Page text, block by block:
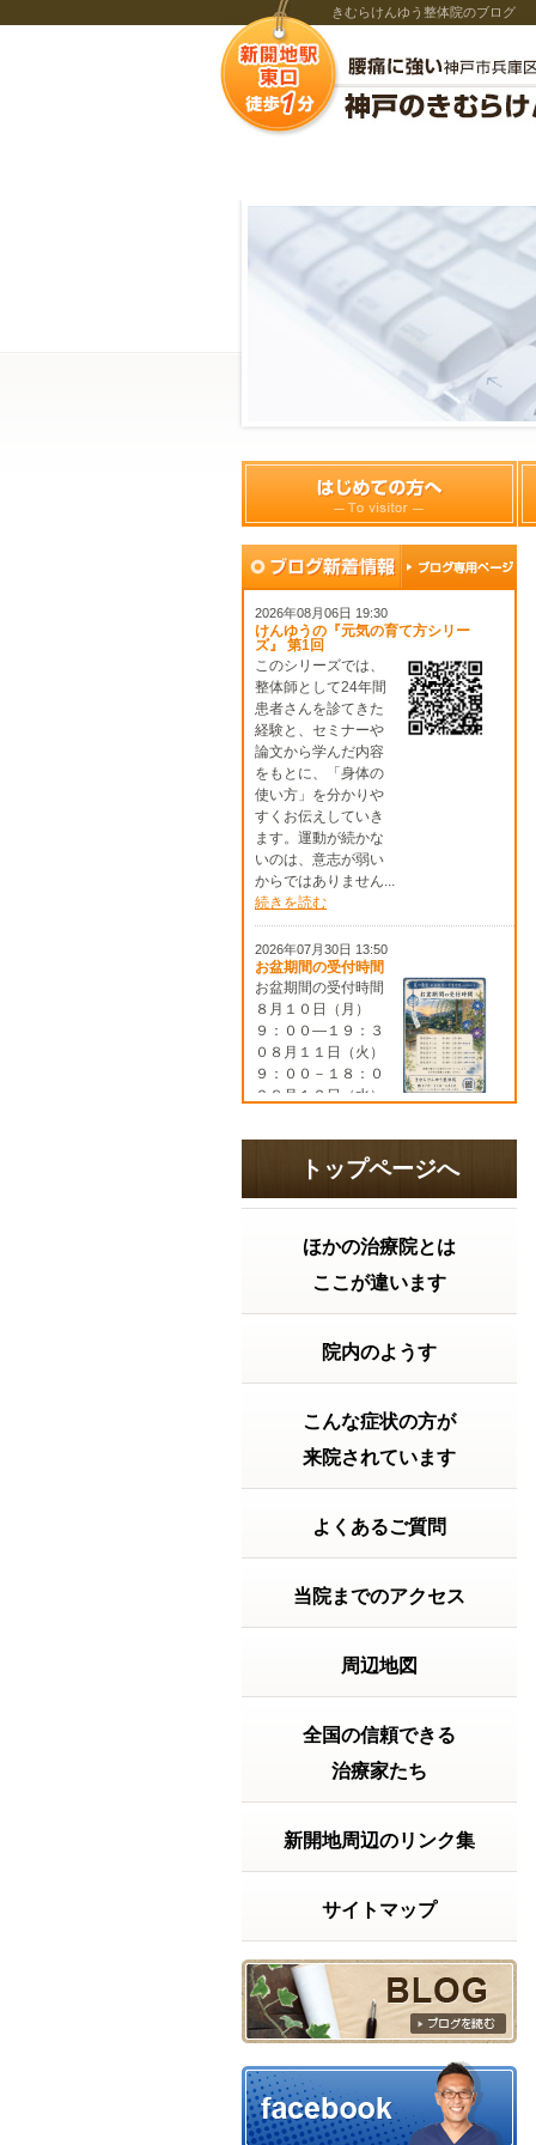
きむらけんゆう整体院のブログ
2026年08月06日 19:30
けんゆうの『元気の育て方シリー
ズ』 第1回
このシリーズでは、
整体師として24年間
患者さんを診てきた
経験と、セミナーや
論文から学んだ内容
をもとに、「身体の
使い方」を分かりや
すくお伝えしていき
ます。運動が続かな
いのは、意志が弱い
からではありません...
続きを読む
2026年07月30日 13:50
お盆期間の受付時間
お盆期間の受付時間
８月１０日（月）
９：００―１９：３
０８月１１日（火）
９：００－１８：０
０８月１２日（水）
０８月１３日（木）
９：００－１８：０
０８月１４日（金）
９：００－１７：０
2026年07月21日 16:06
胃腸の調子はどうですか？ 2026
っておきたい！実は
大切な『夏の土用」
の過ごし方。こんに
ちは。きむらけんゆ
う整体院です。毎日
暑い日が続いていま
「食欲がない」 「胃
が重い」 「寝て... 続
きを読む
2026年07月15日 12:15
2026年7月20日の受付時間
（月）は 祝日ですが9
お願い致します。～
～～～～～～～～～
う整体院〒６５２－
に・・・
【実話】ベッドから
立ち上がるのに、15
分以上かかっていた
話「もう、この痛み
とは一生付き合って
いくしかないんか
な……」もし、あな
たが今そんな風に諦
トップページへ
ほかの治療院とは
ここが違います
院内のようす
こんな症状の方が
来院されています
よくあるご質問
当院までのアクセス
周辺地図
全国の信頼できる
治療家たち
新開地周辺のリンク集
サイトマップ